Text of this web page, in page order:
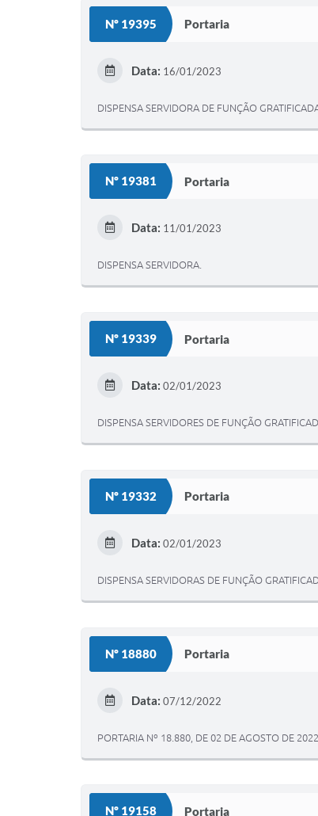
Nº 19395 Portaria
Data: 16/01/2023
DISPENSA SERVIDORA DE FUNÇÃO
Nº 19381 Portaria
Data: 11/01/2023
DISPENSA SERVIDORA.
Nº 19339 Portaria
Data: 02/01/2023
DISPENSA SERVIDORES DE FUNÇÃO
Nº 19332 Portaria
Data: 02/01/2023
DISPENSA SERVIDORAS DE FUNÇÃO
Nº 18880 Portaria
Data: 07/12/2022
PORTARIA Nº 18.880, DE 02 DE AGOSTO DE
Nº 19158 Portaria